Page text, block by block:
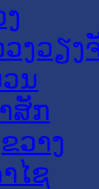
ງວຽງ
ນ
ສັກ
ວາງ
ໄຊ